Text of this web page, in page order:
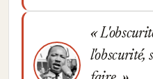
l'obscurité,